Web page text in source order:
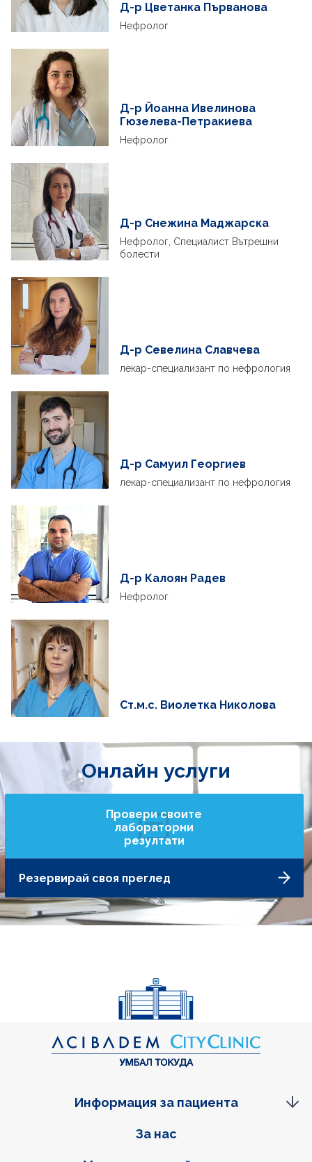
Д-р Цветанка Първанова
Нефролог
Д-р Йоанна Ивелинова
Гюзелева-Петракиева
Нефролог
Д-р Снежина Маджарска
Нефролог, Специалист Вътрешни
болести
Д-р Севелина Славчева
лекар-специализант по нефрология
Д-р Самуил Георгиев
лекар-специализант по нефрология
Д-р Калоян Радев
Нефролог
Ст.м.с. Виолетка Николова
Онлайн услуги
Провери своите
лабораторни
резултати
Резервирай своя преглед
Фуутер навигация
За нас
Информация за пациента